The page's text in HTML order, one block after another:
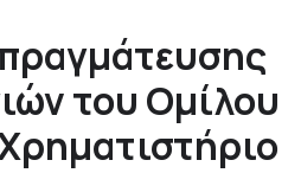
του Ομίλου